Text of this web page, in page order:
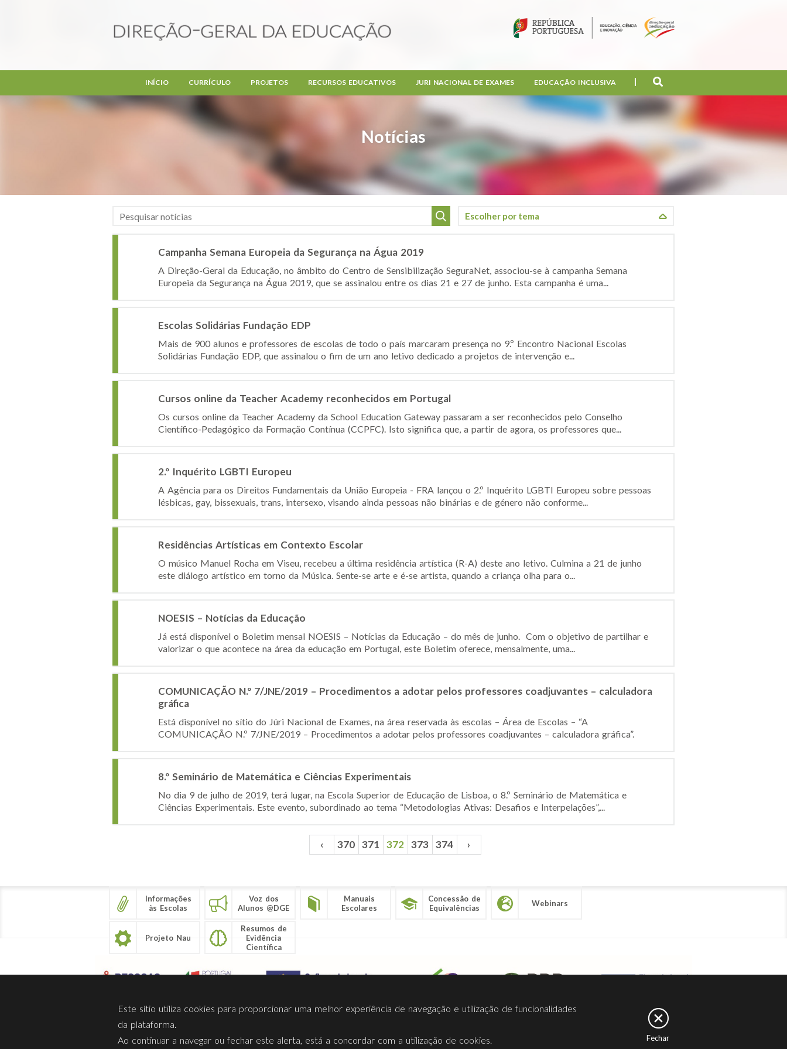
Notícias
INÍCIO CURRÍCULO PROJETOS RECURSOS EDUCATIVOS JURI NACIONAL DE EXAMES EDUCAÇÃO INCLUSIVA
Campanha Semana Europeia da Segurança na Água 2019
A Direção-Geral da Educação, no âmbito do Centro de Sensibilização SeguraNet, associou-se à campanha Semana
Europeia da Segurança na Água 2019, que se assinalou entre os dias 21 e 27 de junho. Esta campanha é uma...
Escolas Solidárias Fundação EDP
Mais de 900 alunos e professores de escolas de todo o país marcaram presença no 9.º Encontro Nacional Escolas
Solidárias Fundação EDP, que assinalou o fim de um ano letivo dedicado a projetos de intervenção e...
Cursos online da Teacher Academy reconhecidos em Portugal
Os cursos online da Teacher Academy da School Education Gateway passaram a ser reconhecidos pelo Conselho
Científico-Pedagógico da Formação Contínua (CCPFC). Isto significa que, a partir de agora, os professores que...
2.º Inquérito LGBTI Europeu
A Agência para os Direitos Fundamentais da União Europeia - FRA lançou o 2.º Inquérito LGBTI Europeu sobre pessoas
lésbicas, gay, bissexuais, trans, intersexo, visando ainda pessoas não binárias e de género não conforme...
Residências Artísticas em Contexto Escolar
O músico Manuel Rocha em Viseu, recebeu a última residência artística (R-A) deste ano letivo. Culmina a 21 de junho
este diálogo artístico em torno da Música. Sente-se arte e é-se artista, quando a criança olha para o...
NOESIS – Notícias da Educação
Já está disponível o Boletim mensal NOESIS – Notícias da Educação – do mês de junho. Com o objetivo de partilhar e
valorizar o que acontece na área da educação em Portugal, este Boletim oferece, mensalmente, uma...
COMUNICAÇÃO N.º 7/JNE/2019 – Procedimentos a adotar pelos professores coadjuvantes – calculadora
gráfica
Está disponível no sítio do Júri Nacional de Exames, na área reservada às escolas – Área de Escolas – “A
COMUNICAÇÃO N.º 7/JNE/2019 – Procedimentos a adotar pelos professores coadjuvantes – calculadora gráfica”.
8.º Seminário de Matemática e Ciências Experimentais
No dia 9 de julho de 2019, terá lugar, na Escola Superior de Educação de Lisboa, o 8.º Seminário de Matemática e
Ciências Experimentais. Este evento, subordinado ao tema “Metodologias Ativas: Desafios e Interpelações”,...
‹ 370 371 372 373 374 ›
Informações
às Escolas
Voz dos
Alunos @DGE
Manuais
Escolares
Concessão de
Equivalências
Webinars
Projeto Nau
Resumos de
Evidência
Científica
Sobre Nós Privacidade Termos Utilização Contactos Ligações Facebook
Este sítio utiliza cookies para proporcionar uma melhor experiência de navegação e utilização de funcionalidades
da plataforma.
Ao continuar a navegar ou fechar este alerta, está a concordar com a utilização de cookies.
Fechar